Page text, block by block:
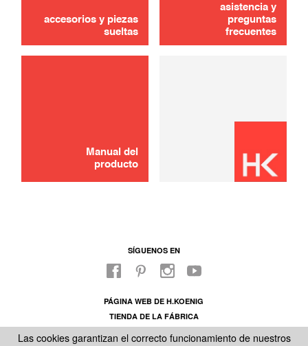
accesorios y piezas
sueltas
asistencia y
preguntas
frecuentes
Manual del
producto
SÍGUENOS EN
PÁGINA WEB DE H.KOENIG
TIENDA DE LA FÁBRICA
Las cookies garantizan el correcto funcionamiento de nuestros